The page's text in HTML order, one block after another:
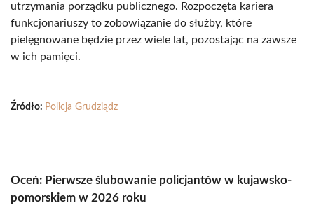
utrzymania porządku publicznego. Rozpoczęta kariera
funkcjonariuszy to zobowiązanie do służby, które
pielęgnowane będzie przez wiele lat, pozostając na zawsze
w ich pamięci.
Źródło: Policja Grudziądz
Oceń: Pierwsze ślubowanie policjantów w kujawsko-
pomorskiem w 2026 roku